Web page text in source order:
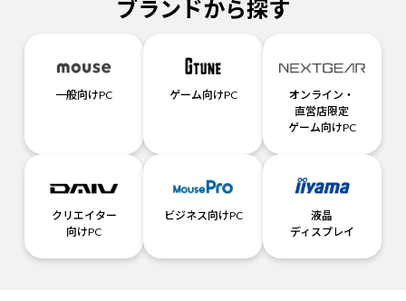
ブランドから探す
一般向けPC ゲーム向けPC
オンライン・
直営店限定
ゲーム向けPC
クリエイター
向けPC
ビジネス向けPC
液晶
ディスプレイ